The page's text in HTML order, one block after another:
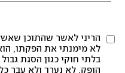
הריני לאשר שהתוכן
לא מימנתי את הפקתו,
בלתי חוקי כגון הסגת
הופק, לא נערך ולא עבר